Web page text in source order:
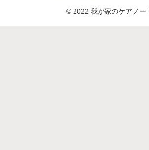
© 2022 我が家のケアノー